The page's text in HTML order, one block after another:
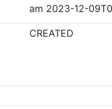
am 2023-12-
CREATED